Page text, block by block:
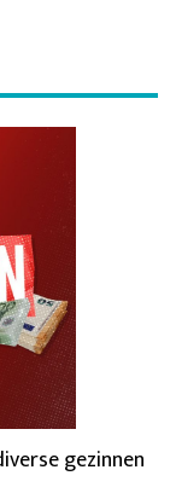
gezinnen